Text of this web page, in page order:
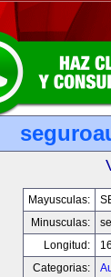
Mayusculas:
Minusculas:
Longitud:
Categorias: